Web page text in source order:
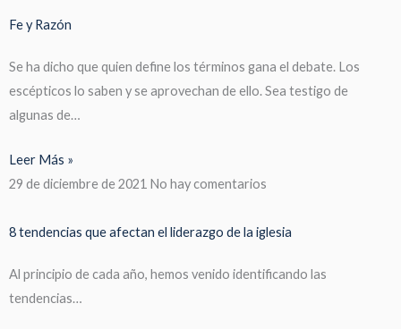
Fe y Razón
Se ha dicho que quien define los términos gana el debate. Los
escépticos lo saben y se aprovechan de ello. Sea testigo de
algunas de…
Leer Más »
29 de diciembre de 2021 No hay comentarios
8 tendencias que afectan el liderazgo de la iglesia
Al principio de cada año, hemos venido identificando las
tendencias…